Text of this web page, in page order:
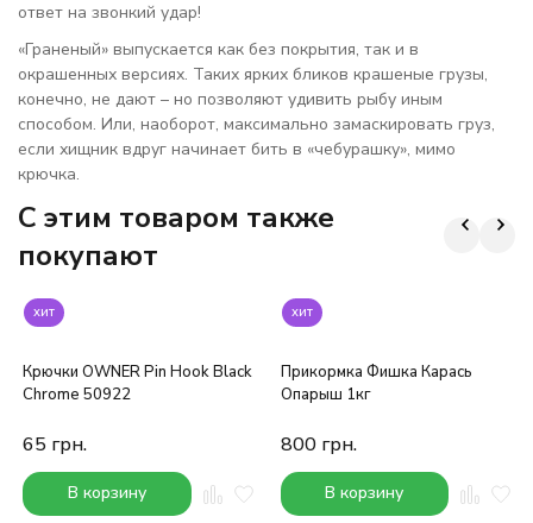
ответ на звонкий удар!
«Граненый» выпускается как без покрытия, так и в
окрашенных версиях. Таких ярких бликов крашеные грузы,
конечно, не дают – но позволяют удивить рыбу иным
способом. Или, наоборот, максимально замаскировать груз,
если хищник вдруг начинает бить в «чебурашку», мимо
крючка.
C этим товаром также
покупают
хит
Крючки OWNER Pin Hook Black
Chrome 50922
65 грн.
В корзину
хит
Прикормка Фишка Карась
Опарыш 1кг
800 грн.
В корзину